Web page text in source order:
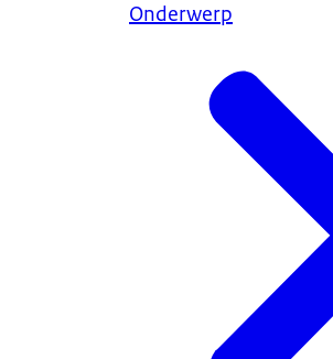
Onderwerp